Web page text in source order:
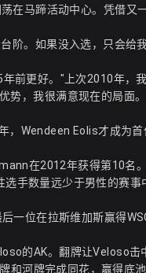
马蹄活动中心。凭借又
阶。如果没入选，只会给
前更好。"上次2010年，我
势，我很满意现在的局面
Wendeen Eolis才成为首
在2012年获得第10名
手数量远少于男性的赛事
一位在拉斯维加斯赢得
的AK。翻牌让Veloso击
河牌完成同花，赢得底